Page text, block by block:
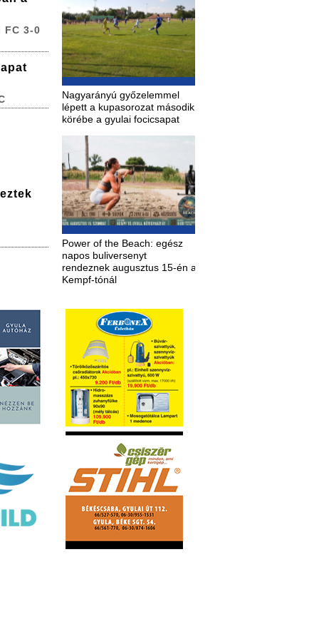
Nagyarányú győzelemmel
lépett a kupasorozat második
körébe a gyulai focicsapat
Power of the Beach: egész
napos buliversenyt
rendeznek augusztus 15-én a
Kempf-tónál
FC 3-0